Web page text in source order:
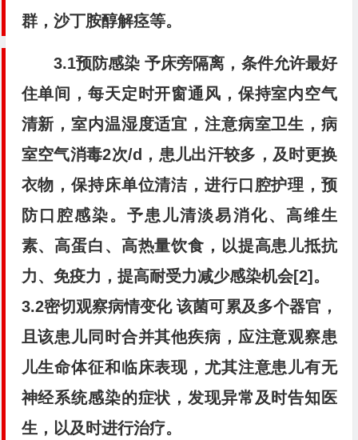
群，沙丁胺醇解痉等。
3.1预防感染 予床旁隔离，条件允许最好
住单间，每天定时开窗通风，保持室内空气
清新，室内温湿度适宜，注意病室卫生，病
室空气消毒2次/d，患儿出汗较多，及时更换
衣物，保持床单位清洁，进行口腔护理，预
防口腔感染。予患儿清淡易消化、高维生
素、高蛋白、高热量饮食，以提高患儿抵抗
力、免疫力，提高耐受力减少感染机会[2]。
3.2密切观察病情变化该菌可累及多个器官，
且该患儿同时合并其他疾病，应注意观察患
儿生命体征和临床表现，尤其注意患儿有无
神经系统感染的症状，发现异常及时告知医
生，以及时进行治疗。